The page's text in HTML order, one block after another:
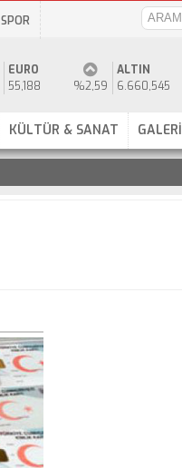
SPOR
EURO
55,188
%2,59
ALTIN
6.660,545
KÜLTÜR & SANAT GALERİ